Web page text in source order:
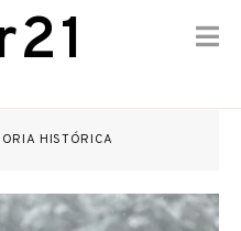
HISTÓRICA